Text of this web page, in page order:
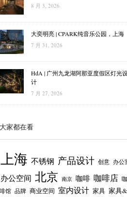
8 月 3, 2026
大奕明亮 | CPARK纯音乐公园，上海
7 月 31, 2026
HdA | 广州九龙湖阿那亚度假区灯光
计
7 月 27, 2026
家都在看
上海 不锈钢 产品设计 创意 办公
办公空间 北京 南京 咖啡 咖啡店 咖
馆 品牌 商业空间 室内设计 家具 家具&